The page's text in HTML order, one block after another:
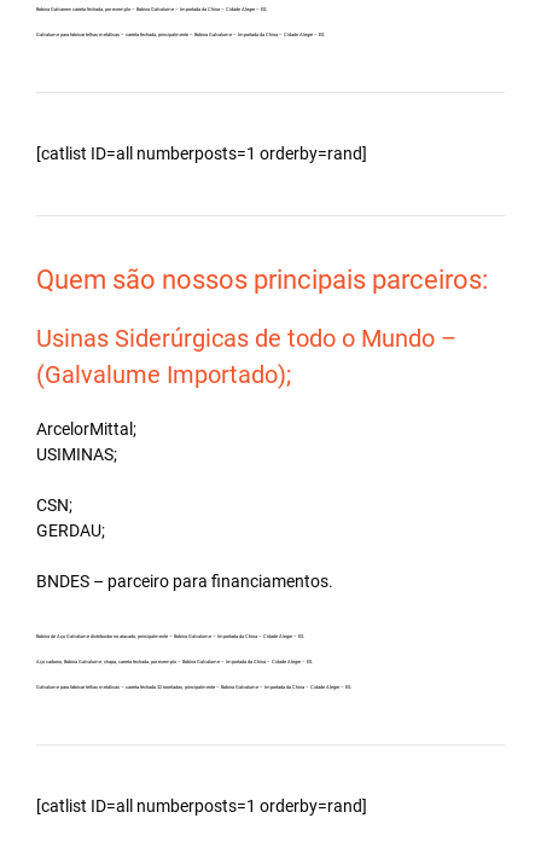
Bobina Galvanew carreta fechada, por exemplo – Bobina Galvalume – Importada da China – Cidade Alegre – ES.
Galvalume para fabricar telhas metálicas – carreta fechada, principalmente – Bobina Galvalume – Importada da China – Cidade Alegre – ES.
[catlist ID=all numberposts=1 orderby=rand]
Quem são nossos principais parceiros:
Usinas Siderúrgicas de todo o Mundo –
(Galvalume Importado);
ArcelorMittal;
USIMINAS;
CSN;
GERDAU;
BNDES – parceiro para financiamentos.
Bobina de Aço Galvalume distribuidor no atacado, principalmente – Bobina Galvalume – Importada da China – Cidade Alegre – ES.
Aço carbono, Bobina Galvalume, chapa, carreta fechada, por exemplo – Bobina Galvalume – Importada da China – Cidade Alegre – ES.
Galvalume para fabricar telhas metálicas – carreta fechada 32 toneladas, principalmente – Bobina Galvalume – Importada da China – Cidade Alegre – ES.
[catlist ID=all numberposts=1 orderby=rand]